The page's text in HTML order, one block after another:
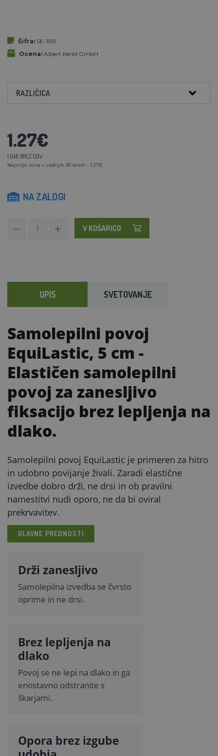
Šifra: SE-1519
Ocena: Albert Kerbl GmbH
RAZLIČICA
1.27€
1.04€ BREZ DDV
Najnižja cena v zadnjih 30 dneh - 1.27€
NA ZALOGI
V KOŠARICO
OPIS SVETOVANJE
Samolepilni povoj
EquiLastic, 5 cm -
Elastičen samolepilni
povoj za zanesljivo
fiksacijo brez lepljenja na
dlako.
Samolepilni povoj EquiLastic je primeren za hitro
in udobno povijanje živali. Zaradi elastične
izvedbe dobro drži, ne drsi in ob pravilni
namestitvi nudi oporo, ne da bi oviral
prekrvavitev.
GLAVNE PREDNOSTI
Drži zanesljivo
Samolepilna izvedba se čvrsto
oprime in ne drsi.
Brez lepljenja na
dlako
Povoj se ne lepi na dlako in ga
enostavno odstranite s
škarjami.
Opora brez izgube